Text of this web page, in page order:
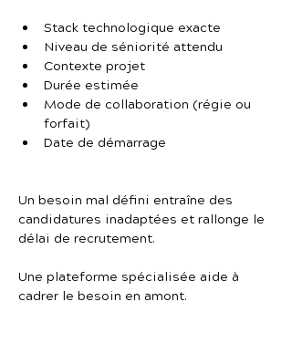
Stack technologique exacte
Niveau de séniorité attendu
Contexte projet
Durée estimée
Mode de collaboration (régie ou
forfait)
Date de démarrage
Un besoin mal défini entraîne des
candidatures inadaptées et rallonge le
délai de recrutement.
Une plateforme spécialisée aide à
cadrer le besoin en amont.